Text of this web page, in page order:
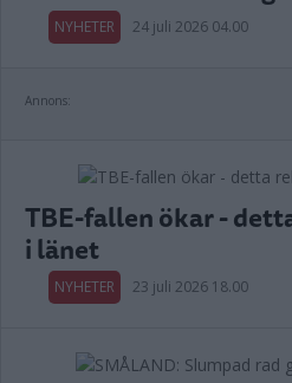
NYHETER 24 juli 2026 04.00
Annons:
TBE-fallen ökar -
i länet
NYHETER 23 juli 2026 18.00